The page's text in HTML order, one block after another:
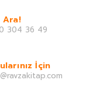
Ara!
304 36 49
İçin